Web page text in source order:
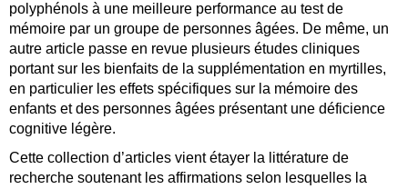
polyphénols à une meilleure performance au test de
mémoire par un groupe de personnes âgées. De même, un
autre article passe en revue plusieurs études cliniques
portant sur les bienfaits de la supplémentation en myrtilles,
en particulier les effets spécifiques sur la mémoire des
enfants et des personnes âgées présentant une déficience
cognitive légère.
Cette collection d’articles vient étayer la littérature de
recherche soutenant les affirmations selon lesquelles la